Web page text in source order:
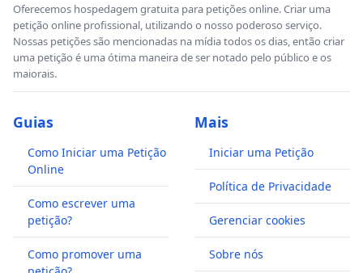
Oferecemos hospedagem gratuita para petições online. Criar uma
petição online profissional, utilizando o nosso poderoso serviço.
Nossas petições são mencionadas na mídia todos os dias, então criar
uma petição é uma ótima maneira de ser notado pelo público e os
maiorais.
Guias
Como Iniciar uma Petição
Online
Como escrever uma
petição?
Como promover uma
Mais
Iniciar uma Petição
Política de Privacidade
Gerenciar cookies
Sobre nós